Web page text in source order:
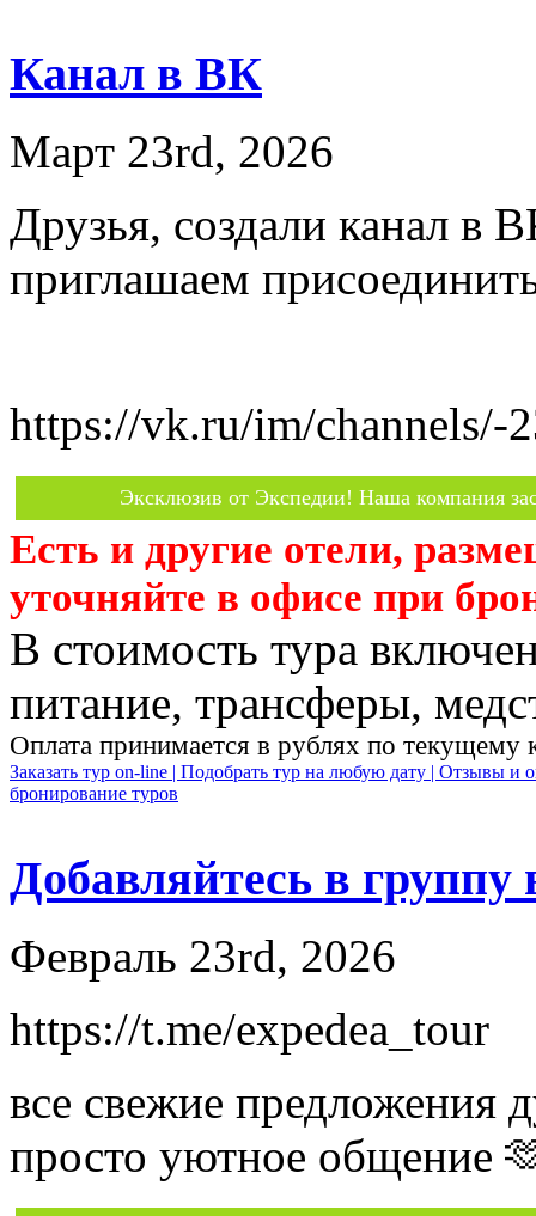
Канал в ВК
Март 23rd, 2026
Друзья, создали канал в
приглашаем
https://vk.ru/im/channels/-
Эксклюзив от Экспедии! Наша компания
Есть и другие отели,
уточняйте в офисе при
В стоимость тура
питание, трансферы,
Оплата принимается в рублях по текущему
Заказать тур on-line | Подобрать тур на любую дату | Отзывы и
бронирование туров
Добавляйтесь в группу
Февраль 23rd, 2026
https://t.me/expedea_tour
все свежие предложения
просто уютное общение